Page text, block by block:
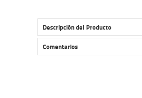
Descripción del Producto
LLANTA 26X2.125 DURO DB1022
Comentarios